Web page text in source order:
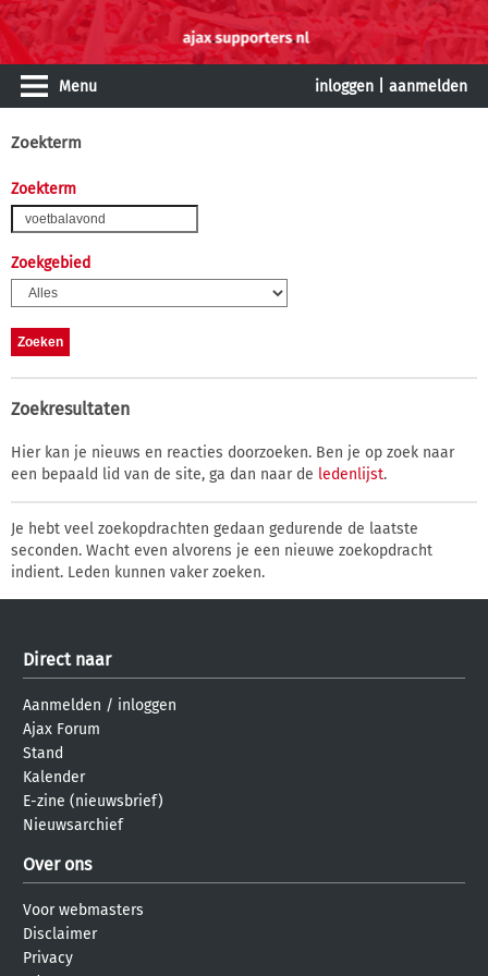
Menu inloggen aanmelden
Zoekterm
Zoekterm
Zoekgebied
Zoekresultaten
Hier kan je nieuws en reacties doorzoeken. Ben je op zoek naar
een bepaald lid van de site, ga dan naar de ledenlijst.
Je hebt veel zoekopdrachten gedaan gedurende de laatste
seconden. Wacht even alvorens je een nieuwe zoekopdracht
indient. Leden kunnen vaker zoeken.
Direct naar
Aanmelden / inloggen
Ajax Forum
Stand
Kalender
E-zine (nieuwsbrief)
Nieuwsarchief
Over ons
Voor webmasters
Disclaimer
Privacy